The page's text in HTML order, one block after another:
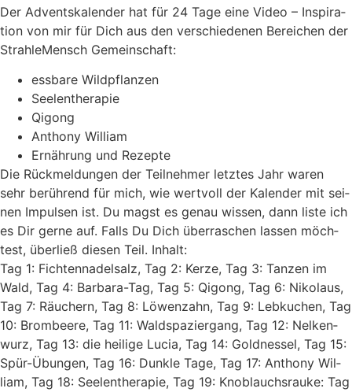
Der Advents­ka­len­der hat für 24 Tage eine Video – Inspi­ra­
ti­on von mir für Dich aus den ver­schie­de­nen Berei­chen der
Strah­le­Mensch Gemeinschaft:
ess­ba­re Wildpflanzen
See­len­the­ra­pie
Qigong
Antho­ny William
Ernäh­rung und Rezepte
Die Rück­mel­dun­gen der Teil­neh­mer letz­tes Jahr waren
sehr berüh­rend für mich, wie wert­voll der Kalen­der mit sei­
nen Impul­sen ist. Du magst es genau wis­sen, dann lis­te ich
es Dir ger­ne auf. Falls Du Dich über­ra­schen las­sen möch­
test, über­ließ die­sen Teil. Inhalt:
Tag 1: Fich­ten­na­del­salz, Tag 2: Ker­ze, Tag 3: Tan­zen im
Wald, Tag 4: Bar­ba­ra-Tag, Tag 5: Qigong, Tag 6: Niko­laus,
Tag 7: Räu­chern, Tag 8: Löwen­zahn, Tag 9: Leb­ku­chen, Tag
10: Brom­bee­re, Tag 11: Wald­spa­zier­gang, Tag 12: Nel­ken­
wurz, Tag 13: die hei­li­ge Lucia, Tag 14: Gold­nes­sel, Tag 15:
Spür-Übun­gen, Tag 16: Dunk­le Tage, Tag 17: Antho­ny Wil­
liam, Tag 18: See­len­the­ra­pie, Tag 19: Knob­lauch­s­rau­ke: Tag